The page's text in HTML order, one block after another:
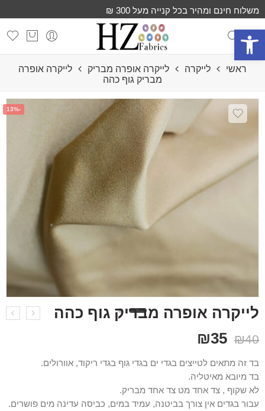
פתח סרגל נגישות
משלוח חינם ומהיר בכל קנייה מעל 300 ₪
ראשי לייקרה לייקרה אופרה מבריק
לייקרה אופרה
מבריק גוף כהה
-13%
לייקרה אופרה מבריק גוף כהה
₪40
₪35
בד זה מתאים לטייצים בגדי ים בגדי גוף בגדי ריקוד, אוורולים.
בד מיובא מאיטליה.
לא שקוף , צד אחד מט צד אחד מבריק.
עבור בגדים אין צורך בביטנה, עמיד במים, כביסה עדינה מים פושרים.